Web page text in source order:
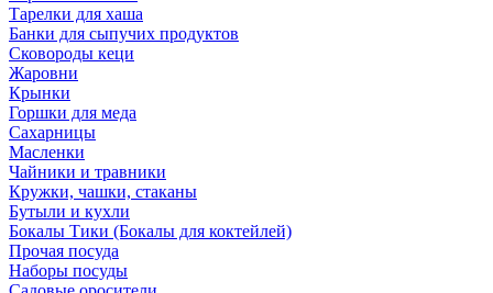
Тарелки для хаша
Банки для сыпучих продуктов
Сковороды кеци
Жаровни
Крынки
Горшки для меда
Сахарницы
Масленки
Чайники и травники
Кружки, чашки, стаканы
Бутыли и кухли
Бокалы Тики (Бокалы для коктейлей)
Прочая посуда
Наборы посуды